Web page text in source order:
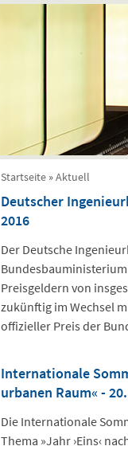
Sie sind hier
Startseite »Aktuell
Deutscher
2016
Der Deutsche
Preisgeldern von
zukünftig im Wechsel
offizieller Preis der
Internationale
urbanen Raum« -
Die Internationale
Thema »Jahr ›Eins‹